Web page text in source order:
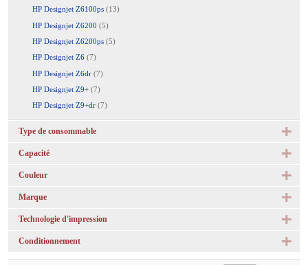
HP Designjet Z6100ps (13)
HP Designjet Z6200 (5)
HP Designjet Z6200ps (5)
HP Designjet Z6 (7)
HP Designjet Z6dr (7)
HP Designjet Z9+ (7)
HP Designjet Z9+dr (7)
Type de consommable
Capacité
Couleur
Marque
Technologie d'impression
Conditionnement